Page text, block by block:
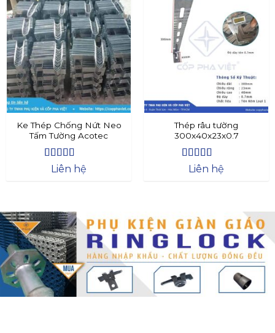
Ke Thép Chống Nứt Neo
Tấm Tường Acotec
Được xếp
Liên hệ
Thép râu tường
300x40x23x0.7
Được xếp
Liên hệ